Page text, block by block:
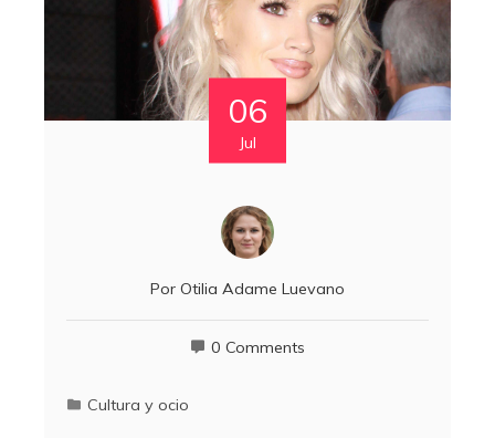
06
Jul
Por Otilia Adame Luevano
0 Comments
Cultura y ocio